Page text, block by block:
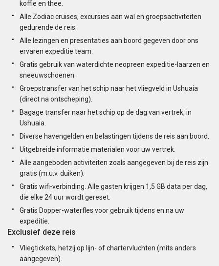
koffie en thee.
Alle Zodiac cruises, excursies aan wal en groepsactiviteiten
gedurende de reis.
Alle lezingen en presentaties aan boord gegeven door ons
ervaren expeditie team.
Gratis gebruik van waterdichte neopreen expeditie-laarzen en
sneeuwschoenen.
Groepstransfer van het schip naar het vliegveld in Ushuaia
(direct na ontscheping).
Bagage transfer naar het schip op de dag van vertrek, in
Ushuaia.
Diverse havengelden en belastingen tijdens de reis aan boord.
Uitgebreide informatie materialen voor uw vertrek.
Alle aangeboden activiteiten zoals aangegeven bij de reis zijn
gratis (m.u.v. duiken).
Gratis wifi-verbinding. Alle gasten krijgen 1,5 GB data per dag,
die elke 24 uur wordt gereset.
Gratis Dopper-waterfles voor gebruik tijdens en na uw
expeditie.
Exclusief deze reis
Vliegtickets, hetzij op lijn- of chartervluchten (mits anders
aangegeven).